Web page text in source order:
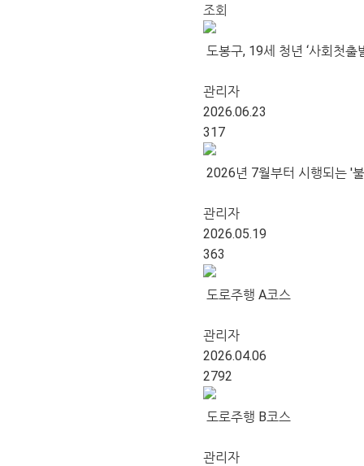
조회
도봉구, 19세 청년 ‘사회첫출
관리자
2026.06.23
317
2026년 7월부터 시행되는 '
관리자
2026.05.19
363
도로주행 A코스
관리자
2026.04.06
2792
도로주행 B코스
관리자